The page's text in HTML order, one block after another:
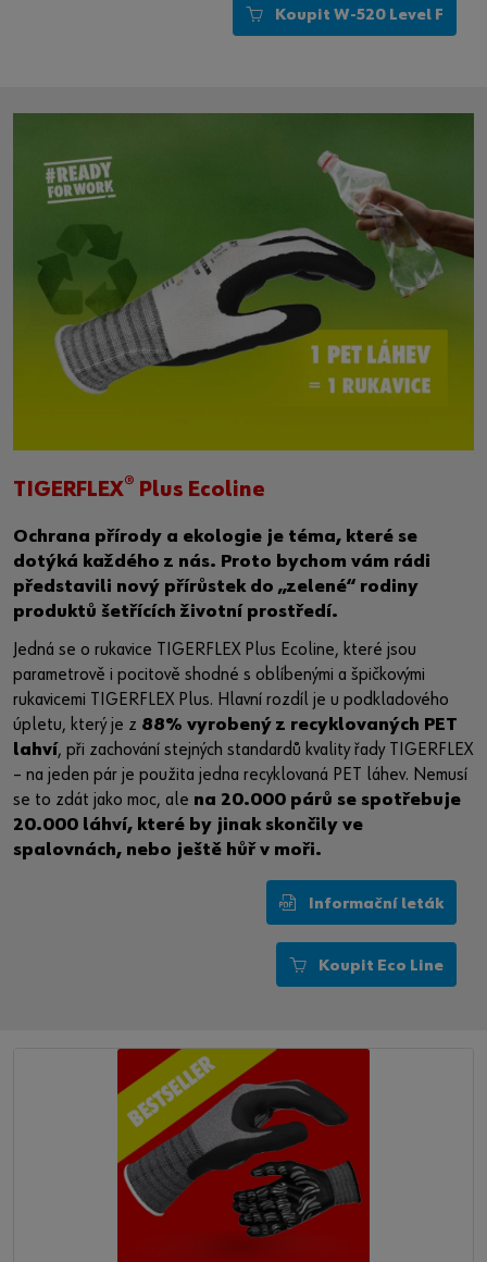
Koupit W-520 Level F
TIGERFLEX® Plus Ecoline
Ochrana přírody a ekologie je téma, které se
dotýká každého z nás. Proto bychom vám rádi
představili nový přírůstek do „zelené“ rodiny
produktů šetřících životní prostředí.
Jedná se o rukavice TIGERFLEX Plus Ecoline, které jsou
parametrově i pocitově shodné s oblíbenými a špičkovými
rukavicemi TIGERFLEX Plus. Hlavní rozdíl je u podkladového
úpletu, který je z 88% vyrobený z recyklovaných PET
lahví, při zachování stejných standardů kvality řady TIGERFLEX
– na jeden pár je použita jedna recyklovaná PET láhev. Nemusí
se to zdát jako moc, ale na 20.000 párů se spotřebuje
20.000 láhví, které by jinak skončily ve
spalovnách, nebo ještě hůř v moři.
Informační leták
Koupit Eco Line